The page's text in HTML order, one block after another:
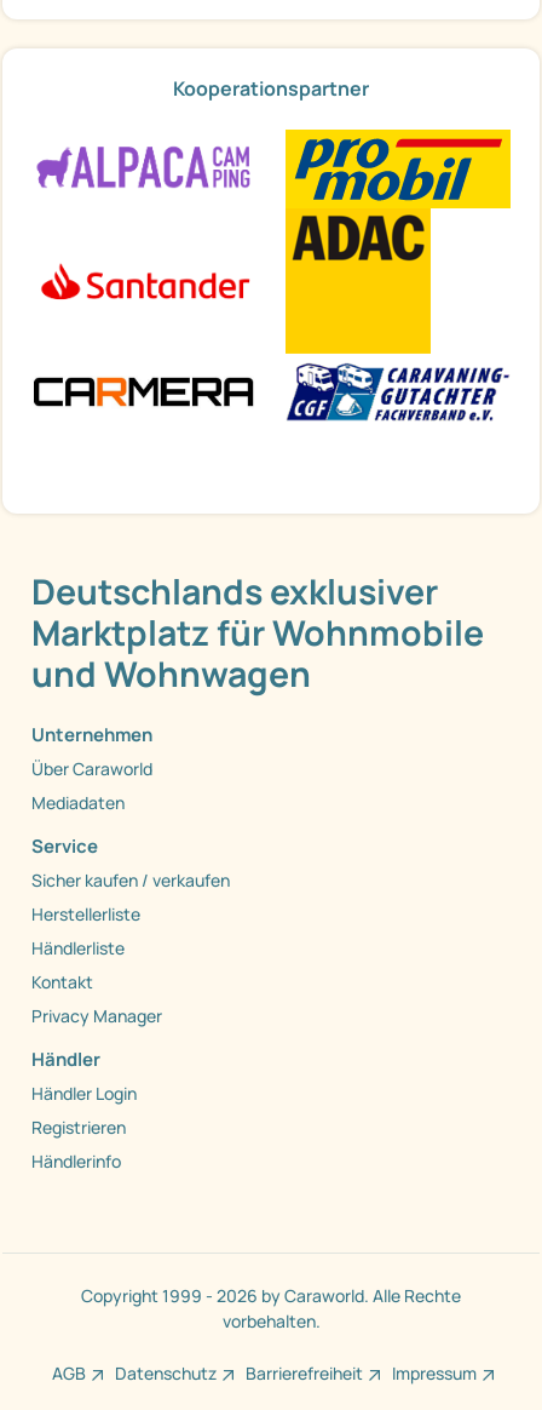
Kooperationspartner
Deutschlands exklusiver
Marktplatz für Wohnmobile
und Wohnwagen
Unternehmen
Über Caraworld
Mediadaten
Service
Sicher kaufen / verkaufen
Herstellerliste
Händlerliste
Kontakt
Privacy Manager
Händler
Händler Login
Registrieren
Händlerinfo
Copyright 1999 - 2026 by Caraworld. Alle Rechte
vorbehalten.
AGB Datenschutz Barrierefreiheit Impressum